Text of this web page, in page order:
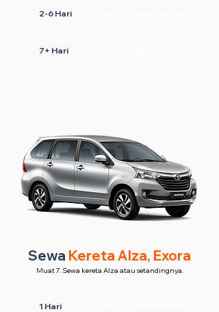
2-6 Hari
7+ Hari
Sewa Kereta Alza, Exora
Muat 7. Sewa kereta Alza atau setandingnya.
1 Hari